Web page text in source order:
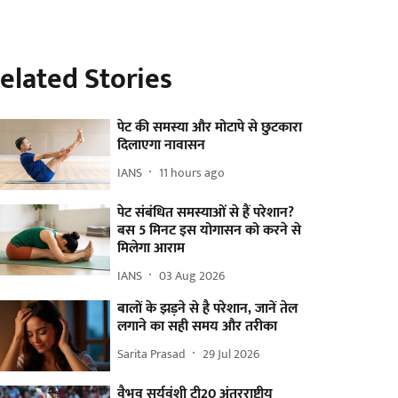
Stories
पेट की समस्या और मोटापे से छुटकारा
दिलाएगा नावासन
IANS 11 hours ago
पेट संबंधित समस्याओं से हैं परेशान?
बस 5 मिनट इस योगासन को करने से
मिलेगा आराम
IANS 03 Aug 2026
बालों के झड़ने से है परेशान, जानें तेल
लगाने का सही समय और तरीका
Sarita Prasad 29 Jul 2026